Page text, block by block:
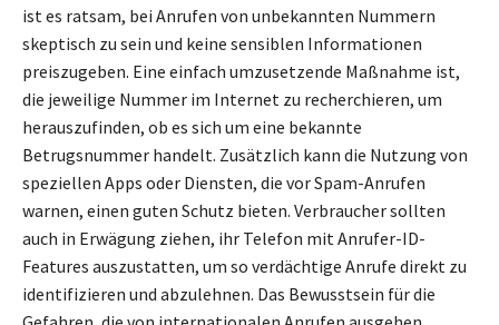
ist es ratsam, bei Anrufen von unbekannten Nummern
skeptisch zu sein und keine sensiblen Informationen
preiszugeben. Eine einfach umzusetzende Maßnahme ist,
die jeweilige Nummer im Internet zu recherchieren, um
herauszufinden, ob es sich um eine bekannte
Betrugsnummer handelt. Zusätzlich kann die Nutzung von
speziellen Apps oder Diensten, die vor Spam-Anrufen
warnen, einen guten Schutz bieten. Verbraucher sollten
auch in Erwägung ziehen, ihr Telefon mit Anrufer-ID-
Features auszustatten, um so verdächtige Anrufe direkt zu
identifizieren und abzulehnen. Das Bewusstsein für die